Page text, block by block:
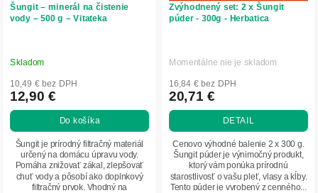
u
o
v
Šungit – minerál na čistenie
vody – 500 g – Vitateka
Skladom
10,49 € bez DPH
12,90 €
Do košíka
Šungit je prírodný filtračný materiál
určený na domácu úpravu vody.
Pomáha znižovať zákal, zlepšovať
chuť vody a pôsobí ako doplnkový
filtračný prvok. Vhodný na
Zvýhodnený set: 2 x Šungit
púder - 300g - Herbatica
Momentálne nie je skladom
16,84 € bez DPH
20,71 €
DETAIL
Cenovo výhodné balenie 2 x 300 g.
Šungit púder je výnimočný produkt,
ktorý vám ponúka prírodnú
starostlivosť o vašu pleť, vlasy a kĺby.
Tento púder je vyrobený z cenného...